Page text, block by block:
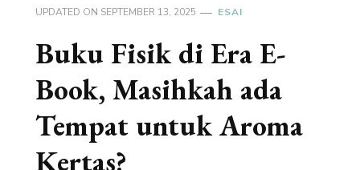
UPDATED ON SEPTEMBER 13, 2025 ESAI
Buku Fisik di Era E-
Book, Masihkah ada
Tempat untuk Aroma
Kertas?